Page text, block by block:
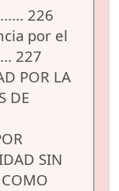
226
por el
227
POR LA
DE
SIN